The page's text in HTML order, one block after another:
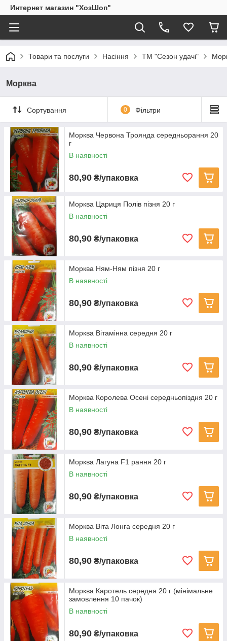
Интернет магазин "ХозШоп"
Товари та послуги Насіння ТМ "Сезон удачі"
Морква
Сортування 0 Фільтри
Морква Червона Троянда середньорання 20
г
В наявності
80,90 ₴/упаковка
Морква Цариця Полів пізня 20 г
В наявності
80,90 ₴/упаковка
Морква Ням-Ням пізня 20 г
В наявності
80,90 ₴/упаковка
Морква Вітамінна середня 20 г
В наявності
80,90 ₴/упаковка
Морква Королева Осені середньопіздня 20 г
В наявності
80,90 ₴/упаковка
Морква Лагуна F1 рання 20 г
В наявності
80,90 ₴/упаковка
Морква Віта Лонга середня 20 г
В наявності
80,90 ₴/упаковка
Морква Каротель середня 20 г (мінімальне
замовлення 10 пачок)
В наявності
80,90 ₴/упаковка